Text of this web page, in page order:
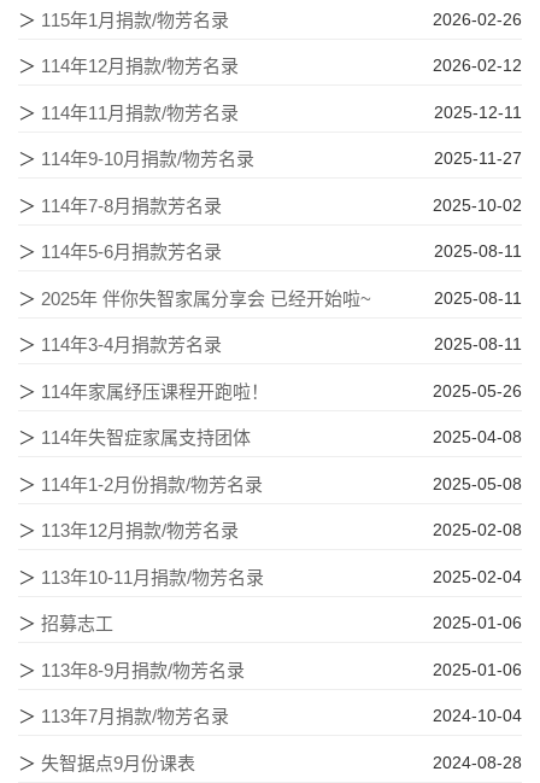
2026-02-26
＞ 115年1月捐款/物芳名录
2026-02-12
＞ 114年12月捐款/物芳名录
2025-12-11
＞ 114年11月捐款/物芳名录
2025-11-27
＞ 114年9-10月捐款/物芳名录
2025-10-02
＞ 114年7-8月捐款芳名录
2025-08-11
＞ 114年5-6月捐款芳名录
2025-08-11
＞ 2025年 伴你失智家属分享会 已经开始啦~
2025-08-11
＞ 114年3-4月捐款芳名录
2025-05-26
＞ 114年家属纾压课程开跑啦！
2025-04-08
＞ 114年失智症家属支持团体
2025-05-08
＞ 114年1-2月份捐款/物芳名录
2025-02-08
＞ 113年12月捐款/物芳名录
2025-02-04
＞ 113年10-11月捐款/物芳名录
2025-01-06
＞ 招募志工
2025-01-06
＞ 113年8-9月捐款/物芳名录
2024-10-04
＞ 113年7月捐款/物芳名录
2024-08-28
＞ 失智据点9月份课表